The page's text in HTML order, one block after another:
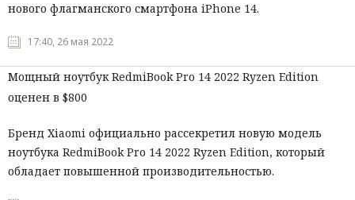
нового флагманского смартфона iPhone 14.
17:40, 26 мая 2022
Мощный ноутбук RedmiBook Pro 14 2022 Ryzen Edition
оценен в $800
Бренд Xiaomi официально рассекретил новую модель
ноутбука RedmiBook Pro 14 2022 Ryzen Edition, который
обладает повышенной производительностью.